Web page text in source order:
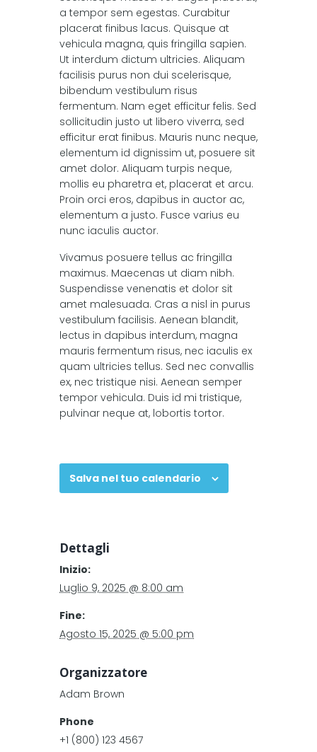
a tempor sem egestas. Curabitur
placerat finibus lacus. Quisque at
vehicula magna, quis fringilla sapien.
Ut interdum dictum ultricies. Aliquam
facilisis purus non dui scelerisque,
bibendum vestibulum risus
fermentum. Nam eget efficitur felis. Sed
sollicitudin justo ut libero viverra, sed
efficitur erat finibus. Mauris nunc neque,
elementum id dignissim ut, posuere sit
amet dolor. Aliquam turpis neque,
mollis eu pharetra et, placerat et arcu.
Proin orci eros, dapibus in auctor ac,
elementum a justo. Fusce varius eu
nunc iaculis auctor.
Vivamus posuere tellus ac fringilla
maximus. Maecenas ut diam nibh.
Suspendisse venenatis et dolor sit
amet malesuada. Cras a nisl in purus
vestibulum facilisis. Aenean blandit,
lectus in dapibus interdum, magna
mauris fermentum risus, nec iaculis ex
quam ultricies tellus. Sed nec convallis
ex, nec tristique nisi. Aenean semper
tempor vehicula. Duis id mi tristique,
pulvinar neque at, lobortis tortor.
Salva nel tuo calendario
Dettagli
Inizio:
Luglio 9, 2025 @ 8:00 am
Fine:
Agosto 15, 2025 @ 5:00 pm
Organizzatore
Adam Brown
Phone
+1 (800) 123 4567